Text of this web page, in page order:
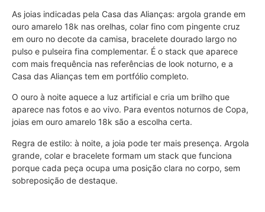
As joias indicadas pela Casa das Alianças: argola grande em
ouro amarelo 18k nas orelhas, colar fino com pingente cruz
em ouro no decote da camisa, bracelete dourado largo no
pulso e pulseira fina complementar. É o stack que aparece
com mais frequência nas referências de look noturno, e a
Casa das Alianças tem em portfólio completo.
O ouro à noite aquece a luz artificial e cria um brilho que
aparece nas fotos e ao vivo. Para eventos noturnos de Copa,
joias em ouro amarelo 18k são a escolha certa.
Regra de estilo: à noite, a joia pode ter mais presença. Argola
grande, colar e bracelete formam um stack que funciona
porque cada peça ocupa uma posição clara no corpo, sem
sobreposição de destaque.